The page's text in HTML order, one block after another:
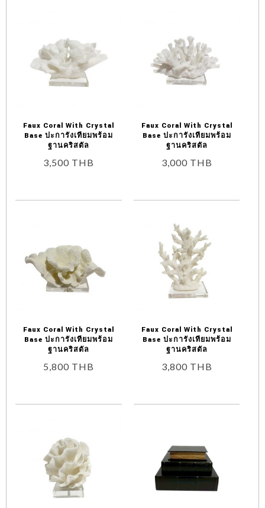
Faux Coral With Crystal
Base ปะการังเทียมพร้อม
ฐานคริสตัล
3,500 THB
Faux Coral With Crystal
Base ปะการังเทียมพร้อม
ฐานคริสตัล
3,000 THB
Faux Coral With Crystal
Base ปะการังเทียมพร้อม
ฐานคริสตัล
5,800 THB
Faux Coral With Crystal
Base ปะการังเทียมพร้อม
ฐานคริสตัล
3,800 THB